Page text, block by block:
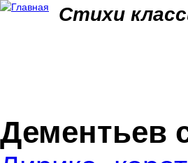
Стихи
Дементьев